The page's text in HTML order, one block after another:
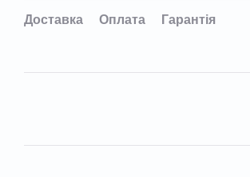
Доставка Оплата Гарантія